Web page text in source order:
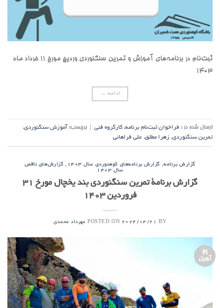
ثبت‌نام در برنامه‌های آموزش و تمرین سنگنوردی وردیج مورخ ۱۱ خرداد ماه
۱۴۰۳
ادامه →
ارسال شده در : فراخوان ثبت‌نام برنامه, کارگروه فنی برچسب: آموزش سنگنوردی,
تمرین سنگنوردی, زهرا مطلق, علی فراهانی
گزارش برنامه, گزارش برنامه‌های کوهنوردی سال ۱۴۰۳ , گزارش‌های ناقص
سال ۱۴۰۳
گزارش برنامۀ تمرین سنگنوردی بند یخچال مورخ ۳۱
فروردین ۱۴۰۳
POSTED ON 2024/04/21 BY مهرداد محمدی
21
آوریل